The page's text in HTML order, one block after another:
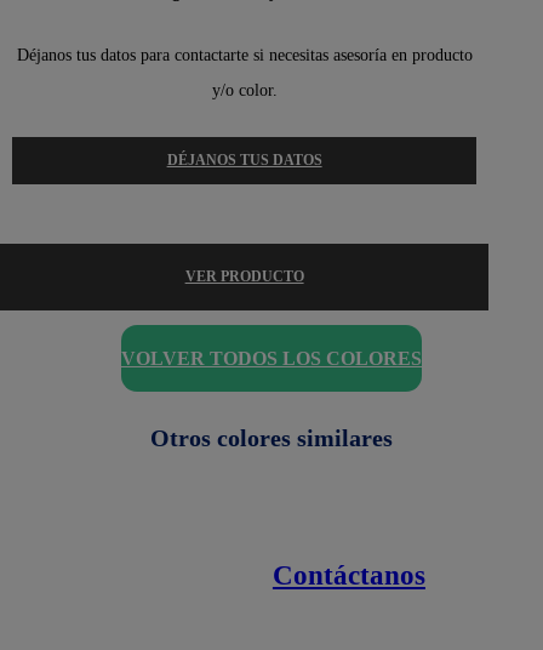
Déjanos tus datos para contactarte si necesitas asesoría en producto
y/o color.
DÉJANOS TUS DATOS
VER PRODUCTO
VOLVER TODOS LOS COLORES
Otros colores similares
Contáctanos